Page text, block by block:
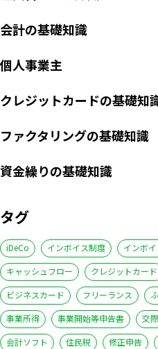
会計の基礎知識
個人事業主
クレジットカードの基礎知
ファクタリングの基礎知識
資金繰りの基礎知識
タグ
iDeCo インボイス制度 インボ
キャッシュフロー
クレジットカード
ビジネスカード
フリーランス
事業所得
事業開始等申告書 交
会計ソフト
住民税 修正申告